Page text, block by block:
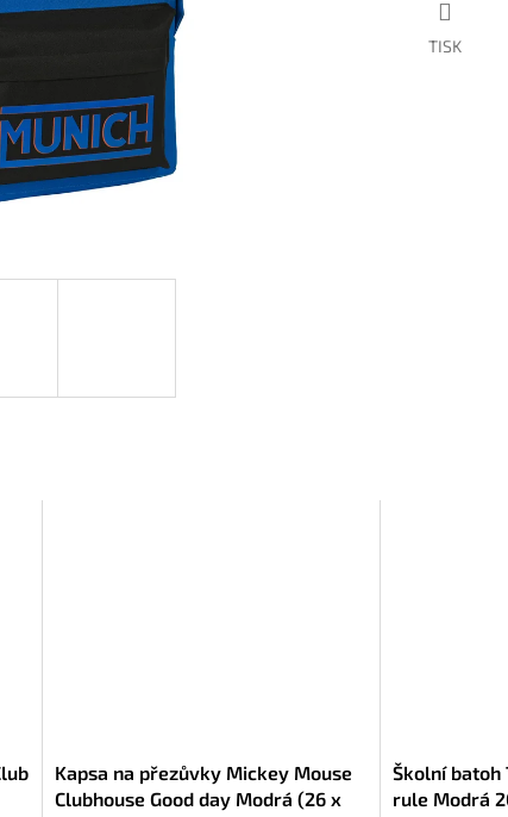
TISK
Kapsa na přezůvky Mickey Mouse
Clubhouse Good day Modrá (26 x
Školní batoh
rule Modrá